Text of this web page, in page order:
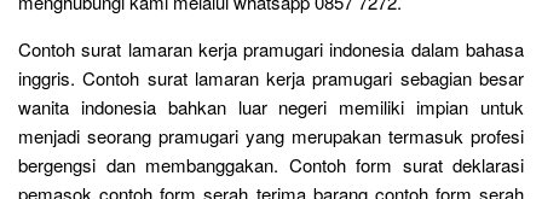
Contoh surat lamaran kerja pramugari indonesia dalam bahasa
inggris. Contoh surat lamaran kerja pramugari sebagian besar
wanita indonesia bahkan luar negeri memiliki impian untuk
menjadi seorang pramugari yang merupakan termasuk profesi
bergengsi dan membanggakan. Contoh form surat deklarasi